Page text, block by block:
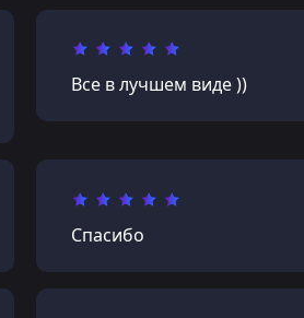
Все в лучшем виде ))
Спасибо